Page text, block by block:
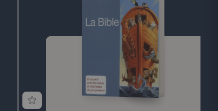
excédents qui font chuter les prix en les bradant sur
les marchés mondiaux... La faim silencieuse, celle
des pauvres, est de nouveau oubliée. Dans les
situations de guerre, ce sont les mouvements
caritatifs qui prennent en charge les affamés. Dans
les situations de paix, rares sont ceux qui se
préoccupent des malnutris. Pire encore: la nouvelle
religion du développement durable, en mettant
l'accent sur l'idée que les ressources sont limitées,
légitime l'indifférence à leur égard. Comme s'il fallait
de toute façon des régulateurs pour alléger une